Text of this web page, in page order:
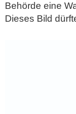
Behörde eine
Dieses Bild